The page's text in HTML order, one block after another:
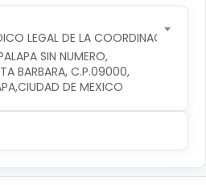
LEGAL DE LA COORDINACION
SIN NUMERO,
BARBARA, C.P.09000,
DE MEXICO